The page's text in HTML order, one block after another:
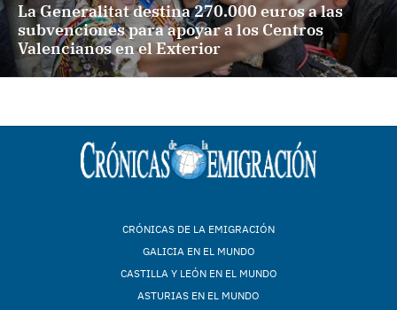
La Generalitat destina 270.000 euros a las
subvenciones para apoyar a los Centros
Valencianos en el Exterior
CRÓNICAS DE LA EMIGRACIÓN
GALICIA EN EL MUNDO
CASTILLA Y LEÓN EN EL MUNDO
ASTURIAS EN EL MUNDO